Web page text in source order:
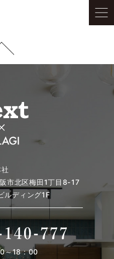
市北区梅田1丁目8-17
ルディング1F
～18：00